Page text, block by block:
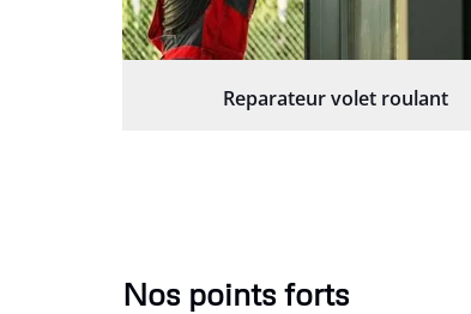
Reparateur volet roulant
Nos points forts